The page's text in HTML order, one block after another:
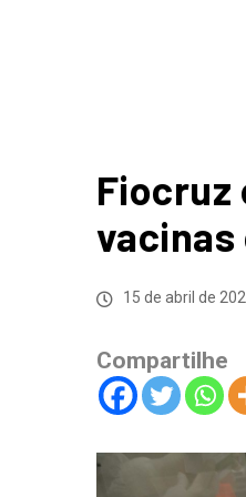
Fiocruz
vacinas
15 de abril de
Compartilhe